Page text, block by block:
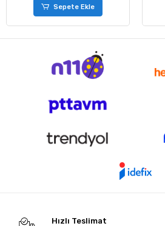
Sepete Ekle
Hızlı Teslimat